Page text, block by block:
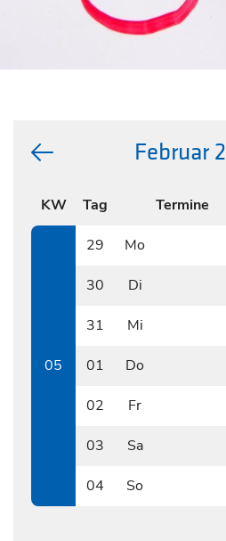
Februar
KW Tag Termine
05
29
Mo
30
Di
31
Mi
01
Do
02
Fr
03
Sa
04
So